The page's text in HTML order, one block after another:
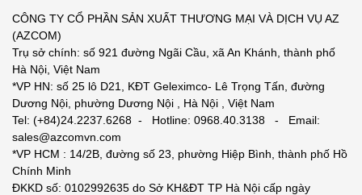
CÔNG TY CỔ PHẦN SẢN XUẤT THƯƠNG MẠI VÀ DỊCH VỤ AZ
(AZCOM)
Trụ sở chính: số 921 đường Ngãi Cầu, xã An Khánh, thành phố
Hà Nội, Việt Nam
*VP HN: số 25 lô D21, KĐT Geleximco- Lê Trọng Tấn, đường
Dương Nội, phường Dương Nội , Hà Nội , Việt Nam
Tel: (+84)24.2237.6268 - Hotline: 0968.40.3138 - Email:
sales@azcomvn.com
*VP HCM : 14/2B, đường số 23, phường Hiệp Bình, thành phố Hồ
Chính Minh
ĐKKD số: 0102992635 do Sở KH&ĐT TP Hà Nội cấp ngày